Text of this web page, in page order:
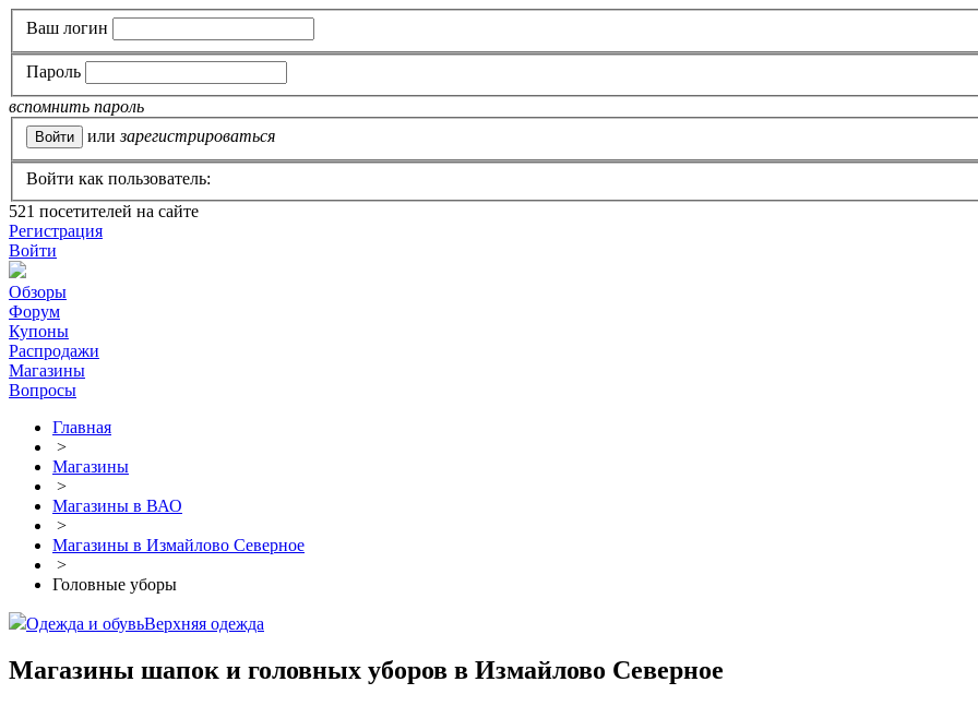
Ваш логин
Пароль
вспомнить пароль
или зарегистрироваться
Войти как пользователь:
521 посетителей на сайте
Регистрация
Войти
Обзоры
Форум
Купоны
Распродажи
Магазины
Вопросы
Главная
>
Магазины
>
Магазины в ВАО
>
Магазины в Измайлово Северное
>
Головные уборы
Одежда и обувьВерхняя одежда
Магазины шапок и головных уборов в Измайлово Северное